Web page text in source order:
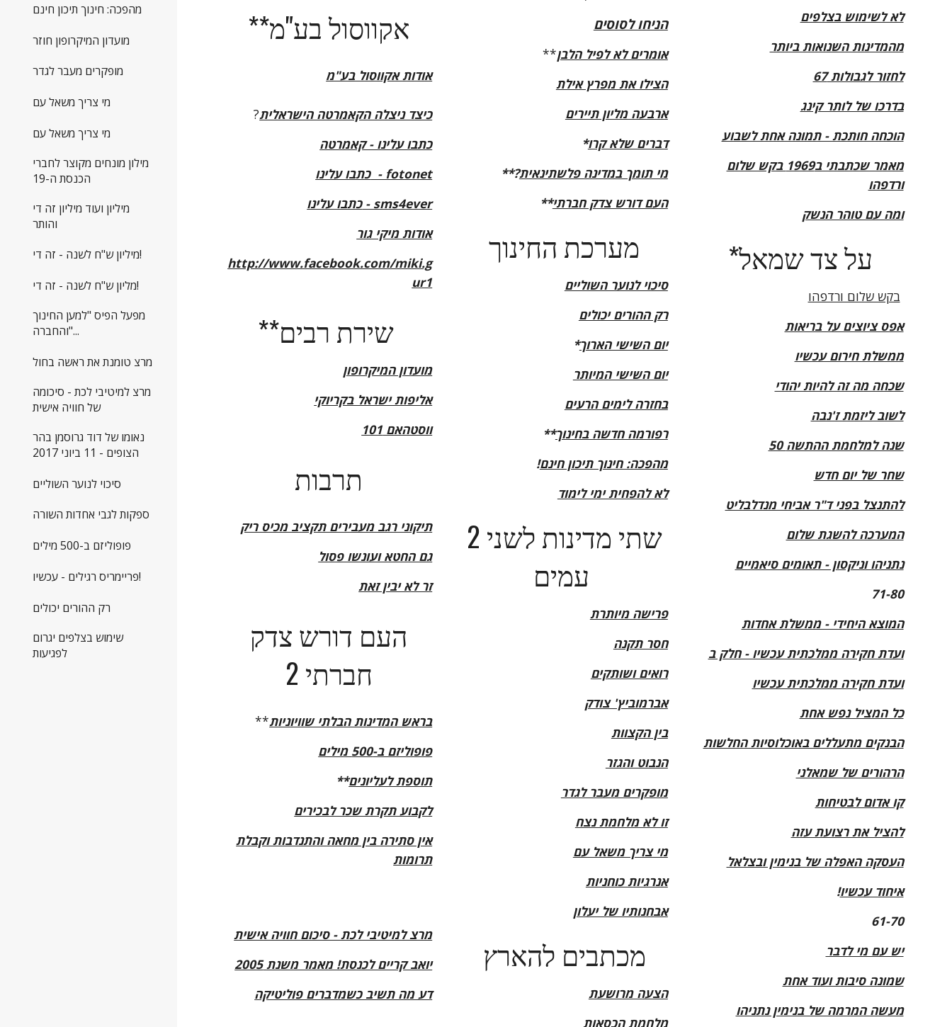
מהפכה: חינוך תיכון חינם
מועדון המיקרופון חוזר
מופקרים מעבר לגדר
מי צריך משאל עם
מי צריך משאל עם
מילון מונחים מקוצר לחברי
הכנסת ה-19
מיליון ועוד מיליון זה די
והותר
מיליון ש"ח לשנה - זה די!
מליון ש"ח לשנה - זה די!
מפעל הפיס "למען החינוך
והחברה"...
מרצ טומנת את ראשה בחול
מרצ למיטיבי לכת - סיכומה
של חוויה אישית
נאומו של דוד גרוסמן בהר
הצופים - 11 ביוני 2017
סיכוי לנוער השוליים
ספקות לגבי אחדות השורה
פופוליזם ב-500 מילים
פריימריס רגילים - עכשיו!
רק ההורים יכולים
שימוש בצלפים יגרום
לפגיעות
**אקווסול בע"מ
אודות אקווסול בע"מ
?כיצד ניצלה הקאמרטה הישראלית
כתבו עלינו - קאמרטה
כתבו עלינו - fotonet
כתבו עלינו - sms4ever
אודות מיקי גור
http://www.facebook.com/miki.g
ur1
**שירת רבים
מועדון המיקרופון
אליפות ישראל בקריוקי
ווסטהאם 101
תרבות
תיקוני רגב מעבירים תקציב מכיס ריק
גם החטא ועונשו פסול
זר לא יבין זאת
העם דורש צדק
חברתי 2
**בראש המדינות הבלתי שוויוניות
פופוליזם ב-500 מילים
**תוספת לעליונים
לקבוע תקרת שכר לבכירים
אין סתירה בין מחאה והתנדבות וקבלת
תרומות
מרצ למיטיבי לכת - סיכום חוויה אישית
יואב קריים לכנסת! מאמר משנת 2005
דע מה תשיב כשמדברים פוליטיקה
הניחו לסוסים
**אומרים לא לפיל הלבן
הצילו את מפרץ אילת
ארבעה מליון תיירים
*דברים שלא קרו
**?מי תומך במדינה פלשתינאית
**העם דורש צדק חברתי
מערכת החינוך
סיכוי לנוער השוליים
רק ההורים יכולים
*יום השישי הארוך
יום השישי המיותר
בחזרה לימים הרעים
**רפורמה חדשה בחינוך
!מהפכה: חינוך תיכון חינם
לא להפחית ימי לימוד
2
פרישה מיותרת
חסר תקנה
רואים ושותקים
אברמוביץ' צודק
בין הקצוות
הנבוט והגזר
מופקרים מעבר לגדר
זו לא מלחמת נצח
מי צריך משאל עם
אנרגיות כוחניות
אבחנותיו של יעלון
מכתבים להארץ
הצעה מרושעת
מלחמת הכסאות
לא לשימוש בצלפים
מהמדינות השנואות ביותר
לחזור לגבולות 67
בדרכו של לותר קינג
הוכחה חותכת - תמונה אחת לשבוע
מאמר שכתבתי ב1969 בקש שלום
ורדפהו
ומה עם טוהר הנשק
*על צד שמאל
בקש שלום ורדפהו
אפס ציוצים על בריאות
ממשלת חירום עכשיו
שכחה מה זה להיות יהודי
לשוב ליזמת ז'נבה
50 שנה למלחמת ההתשה
שחר של יום חדש
להתנצל בפני ד"ר אביחי מנדלבליט
המערכה להשגת שלום
נתניהו וניקסון - תאומים סיאמיים
71-80
המוצא היחידי - ממשלת אחדות
ועדת חקירה ממלכתית עכשיו - חלק ב
ועדת חקירה ממלכתית עכשיו
כל המציל נפש אחת
הבנקים מתעללים באוכלוסיות החלשות
הרהורים של שמאלני
קו אדום לבטיחות
להציל את רצועת עזה
העסקה האפלה של בנימין ובצלאל
!איחוד עכשיו
61-70
יש עם מי לדבר
שמונה סיבות ועוד אחת
מעשה המרמה של בנימין נתניהו